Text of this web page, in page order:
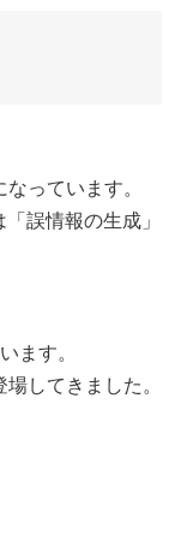
っています。
誤情報の生成」
ます。
してきました。